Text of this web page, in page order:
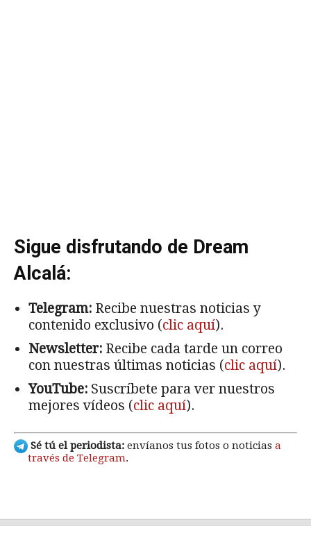
Sigue disfrutando de Dream
Alcalá:
Telegram: Recibe nuestras noticias y
contenido exclusivo (clic aquí).
Newsletter: Recibe cada tarde un correo
con nuestras últimas noticias (clic aquí).
YouTube: Suscríbete para ver nuestros
mejores vídeos (clic aquí).
Sé tú el periodista: envíanos tus fotos o noticias a
través de Telegram.